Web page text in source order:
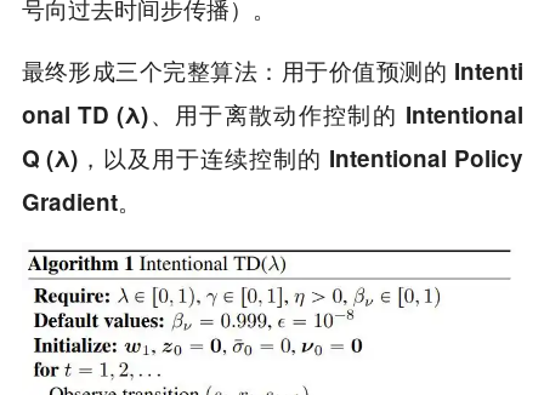
号向过去时间步传播）。
最终形成三个完整算法：用于价值预测的 Intenti
onal TD (λ)、用于离散动作控制的 Intentional
Q (λ) ，以及用于连续控制的 Intentional Policy
Gradient。